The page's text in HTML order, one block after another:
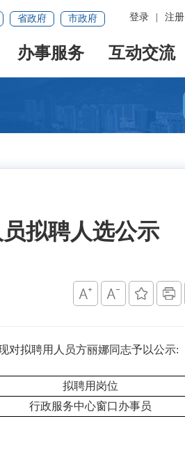
登录 注册
省政府 市政府
办事服务 互动交流
拟聘人选公示
对拟聘用人员方丽娜同志予以公示:
拟聘用岗位
行政服务中心窗口办事员